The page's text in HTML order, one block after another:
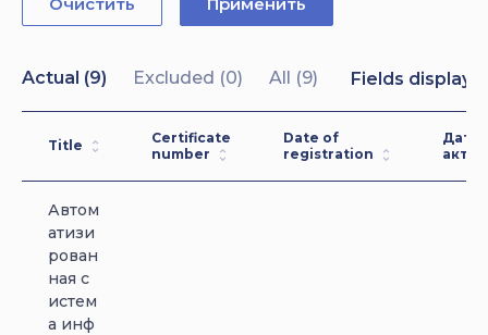
Actual (9) Excluded (0) All (9) Fields display
Title
Certificate
number
Date of
registration
Дата
Автом
атизи
рован
ная с
истем
а инф